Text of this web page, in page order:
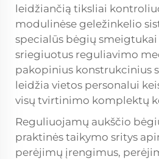
leidžiančią tiksliai
modulinėse geležinkelio
specialūs bėgių
sriegiuotus reguliavimo
pakopinius konstrukcinius
leidžia vietos personalui
visų tvirtinimo komplektų
Reguliuojamų aukščio
praktinės taikymo sritys
perėjimų įrengimus,